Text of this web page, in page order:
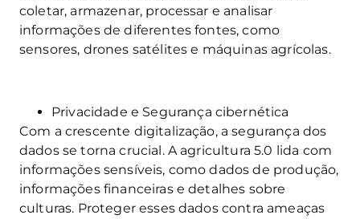
coletar, armazenar, processar e analisar
informações de diferentes fontes, como
sensores, drones satélites e máquinas agrícolas.
Privacidade e Segurança cibernética
Com a crescente digitalização, a segurança dos
dados se torna crucial. A agricultura 5.0 lida com
informações sensíveis, como dados de produção,
informações financeiras e detalhes sobre
culturas. Proteger esses dados contra ameaças